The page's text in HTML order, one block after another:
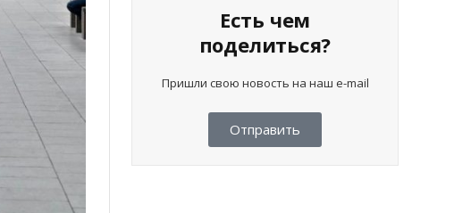
Есть чем
поделиться?
Пришли свою новость на наш e-mail
Отправить